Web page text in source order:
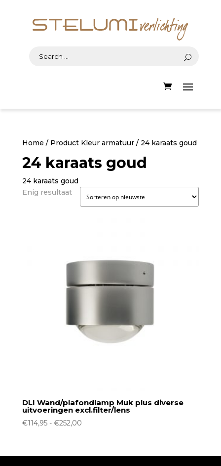
Home / Product Kleur armatuur / 24 karaats goud
24 karaats goud
24 karaats goud
Enig resultaat
DLI Wand/plafondlamp Muk plus diverse
uitvoeringen excl.filter/lens
€114,95 - €252,00Prijsklasse:
€252,00